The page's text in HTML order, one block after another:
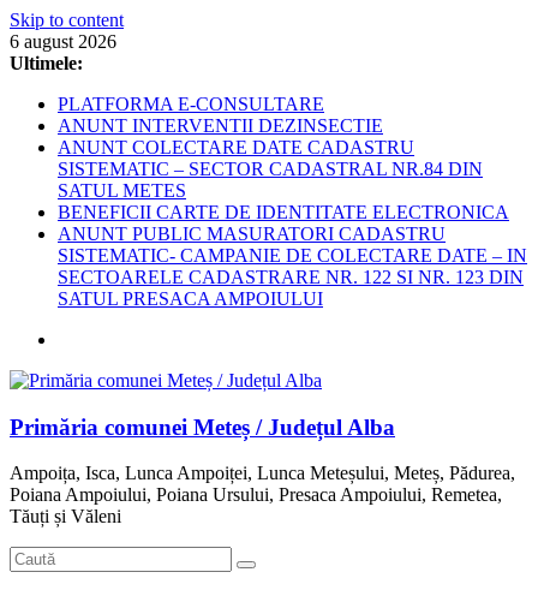
Skip to content
6 august 2026
Ultimele:
PLATFORMA E-CONSULTARE
ANUNT INTERVENTII DEZINSECTIE
ANUNT COLECTARE DATE CADASTRU
SISTEMATIC – SECTOR CADASTRAL NR.84 DIN
SATUL METES
BENEFICII CARTE DE IDENTITATE ELECTRONICA
ANUNT PUBLIC MASURATORI CADASTRU
SISTEMATIC- CAMPANIE DE COLECTARE DATE – IN
SECTOARELE CADASTRARE NR. 122 SI NR. 123 DIN
SATUL PRESACA AMPOIULUI
Primăria comunei Meteș / Județul Alba
Ampoița, Isca, Lunca Ampoiței, Lunca Meteșului, Meteș, Pădurea,
Poiana Ampoiului, Poiana Ursului, Presaca Ampoiului, Remetea,
Tăuți și Văleni